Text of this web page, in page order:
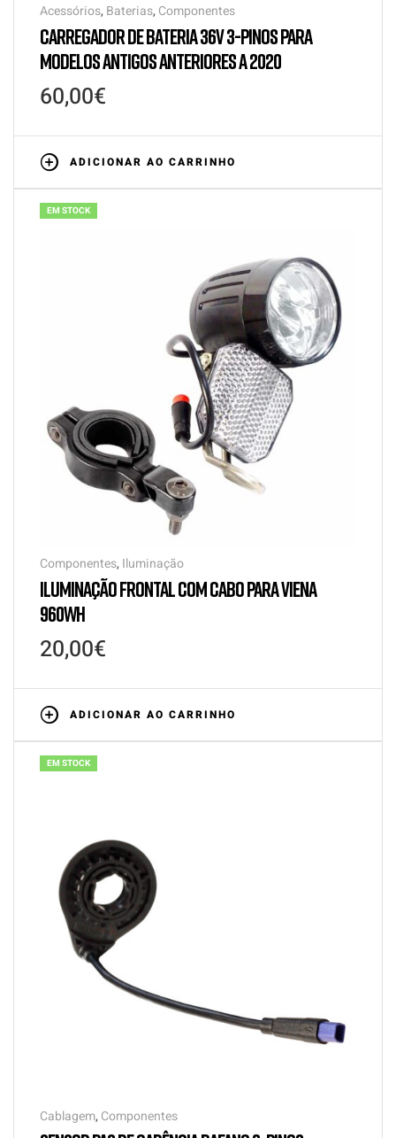
Acessórios, Baterias, Componentes
CARREGADOR DE BATERIA 36V 3-PINOS PARA
MODELOS ANTIGOS ANTERIORES A 2020
60,00€
ADICIONAR AO CARRINHO
EM STOCK
Componentes, Iluminação
ILUMINAÇÃO FRONTAL COM CABO PARA VIENA
960WH
20,00€
ADICIONAR AO CARRINHO
EM STOCK
Cablagem, Componentes